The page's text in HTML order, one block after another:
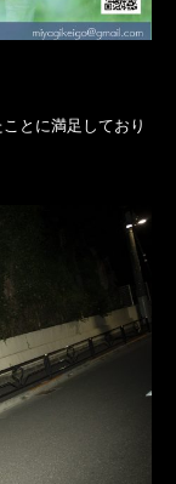
とに満足しており